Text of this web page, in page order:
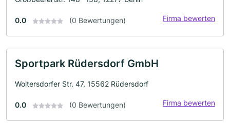
0.0 (0 Bewertungen) Firma bewerten
Sportpark Rüdersdorf GmbH
Woltersdorfer Str. 47, 15562 Rüdersdorf
0.0 (0 Bewertungen) Firma bewerten